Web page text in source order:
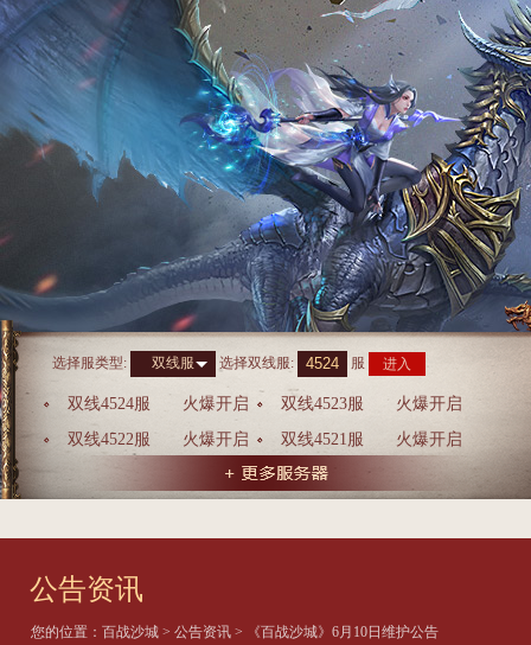
选择服类型: 双线服 选择双线服: 服 进入
双线4524服 火爆开启 双线4523服
火爆开启
双线4522服
火爆开启 双线4521服 火爆开启
公告资讯
您的位置： 百战沙城 > 公告资讯 > 《百战沙城》6月10日维护公告